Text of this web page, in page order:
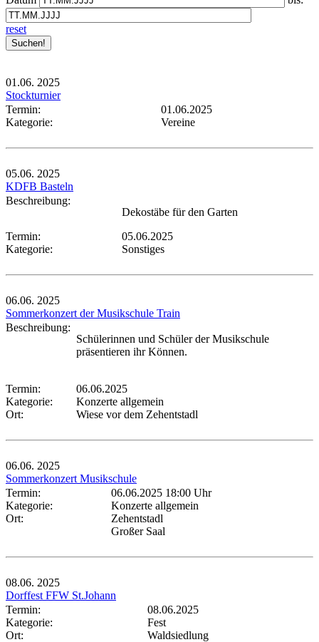
reset
01.06. 2025
Stockturnier
Termin:
01.06.2025
Kategorie:
Vereine
05.06. 2025
KDFB Basteln
Beschreibung:
Dekostäbe für den Garten
Termin:
05.06.2025
Kategorie:
Sonstiges
06.06. 2025
Sommerkonzert der Musikschule Train
Beschreibung:
Schülerinnen und Schüler der Musikschule
präsentieren ihr Können.
Termin:
06.06.2025
Kategorie:
Konzerte allgemein
Ort:
Wiese vor dem Zehentstadl
06.06. 2025
Sommerkonzert Musikschule
Termin:
06.06.2025 18:00 Uhr
Kategorie:
Konzerte allgemein
Ort:
Zehentstadl
Großer Saal
08.06. 2025
Dorffest FFW St.Johann
Termin:
08.06.2025
Kategorie:
Fest
Ort:
Waldsiedlung